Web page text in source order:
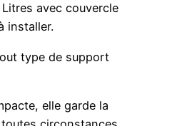
avec couvercle
installer.
type de support
elle garde la